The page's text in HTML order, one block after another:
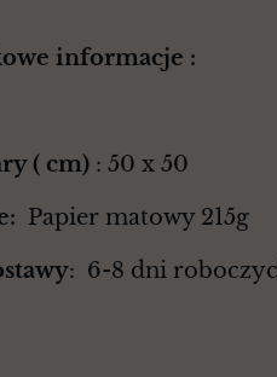
informacje :
( cm) : 50 x 50
Papier matowy 215g
: 6-8 dni